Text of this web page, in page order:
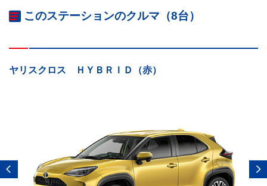
このステーションのクルマ（8台）
ヤリスクロス ＨＹＢＲＩＤ（赤）